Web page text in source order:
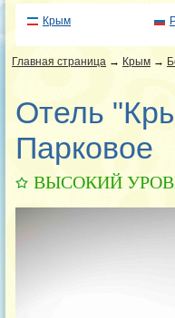
Крым
Главная страница → Крым →
Отель
Парковое
ВЫСОКИЙ